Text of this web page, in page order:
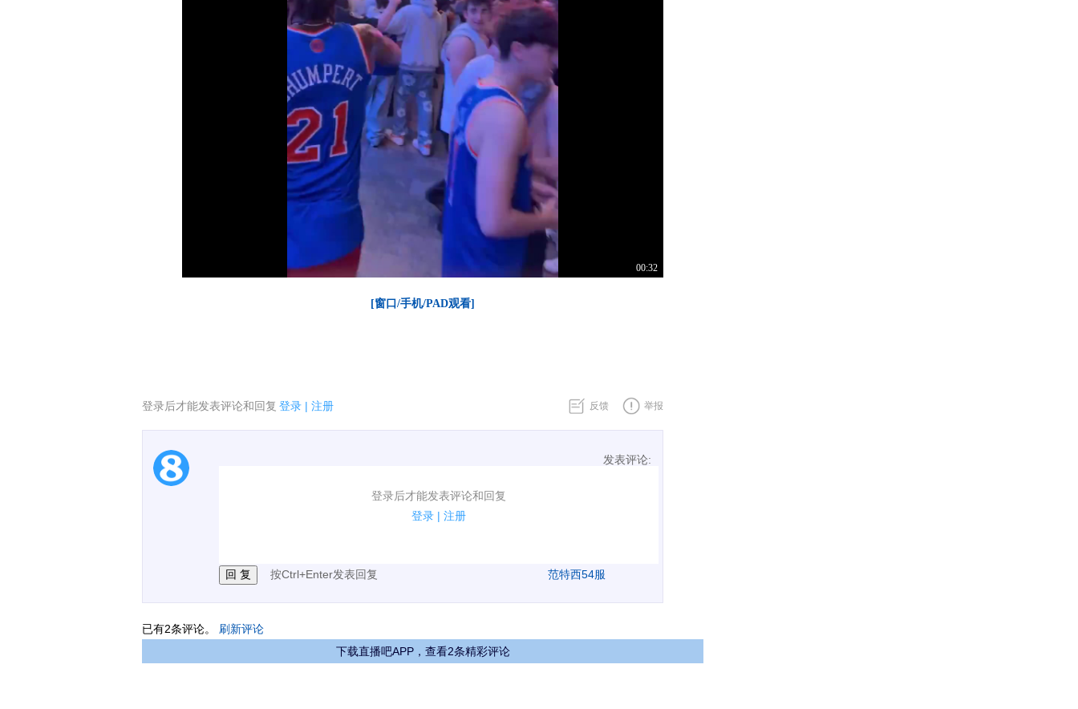
00:32
[窗口/手机/PAD观看]
登录后才能发表评论和回复 登录 | 注册 反馈 举报
发表评论:
登录后才能发表评论和回复
登录 | 注册
1.电脑端新用户可以发表评论了！
按Ctrl+Enter发表回复 范特西54服
已有2条评论。 刷新评论
下载直播吧APP，查看2条精彩评论